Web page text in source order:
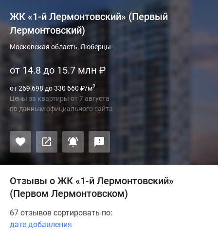
ЖК «1-й Лермонтовский» (Первый
Лермонтовский)
Московская область, Люберцы
от 14.8 до 15.7 млн ₽
от 269 698 до 330 660 ₽/м2
Цены за квартиры от7 августа
по данным официального сайта
Отзывы о ЖК «1-й Лермонтовский»
(Первом Лермонтовском)
67 отзывов сортировать по:
дате добавления